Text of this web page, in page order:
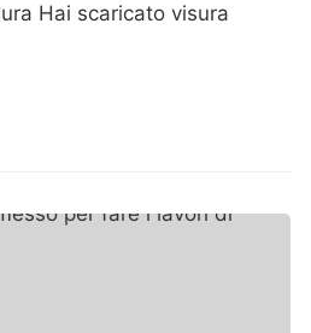
Hai scaricato visura